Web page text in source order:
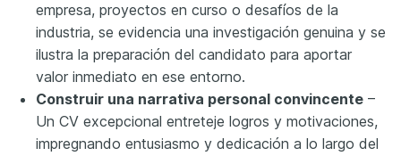
empresa, proyectos en curso o desafíos de la
industria, se evidencia una investigación genuina y se
ilustra la preparación del candidato para aportar
valor inmediato en ese entorno.
Construir una narrativa personal convincente –
Un CV excepcional entreteje logros y motivaciones,
impregnando entusiasmo y dedicación a lo largo del